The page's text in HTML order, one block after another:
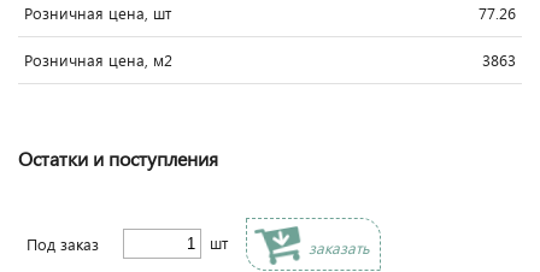
Розничная цена, шт 77.26
Розничная цена, м2 3863
Остатки и поступления
Под заказ шт заказать